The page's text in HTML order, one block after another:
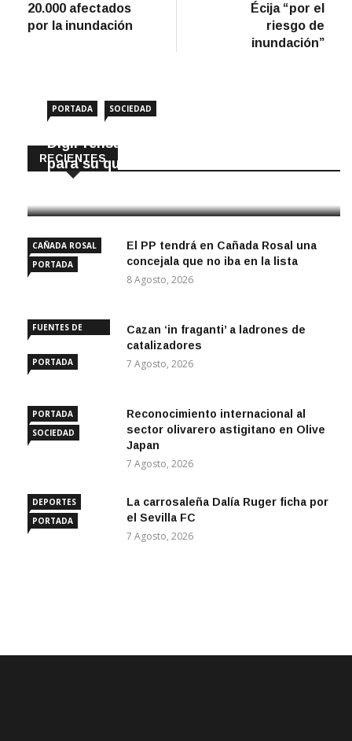
entradas
20.000 afectados
por la inundación
Écija “por el
riesgo de
inundación”
RECIENTES
PORTADA SOCIEDAD
DigiPrensa selecciona a Écija al Día
para su quiosco mundial
CAÑADA ROSAL
PORTADA
El PP tendrá en Cañada Rosal una
concejala que no iba en la lista
8 Agosto, 2026
FUENTES DE
PORTADA
Cazan ‘in fraganti’ a ladrones de
catalizadores
7 Agosto, 2026
PORTADA
SOCIEDAD
Reconocimiento internacional al
sector olivarero astigitano en Olive
Japan
7 Agosto, 2026
DEPORTES
PORTADA
La carrosaleña Dalía Ruger ficha por
el Sevilla FC
7 Agosto, 2026